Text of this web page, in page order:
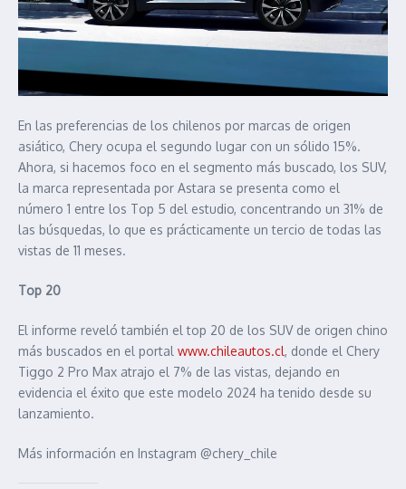
En las preferencias de los chilenos por marcas de origen
asiático, Chery ocupa el segundo lugar con un sólido 15%.
Ahora, si hacemos foco en el segmento más buscado, los SUV,
la marca representada por Astara se presenta como el
número 1 entre los Top 5 del estudio, concentrando un 31% de
las búsquedas, lo que es prácticamente un tercio de todas las
vistas de 11 meses.
Top 20
El informe reveló también el top 20 de los SUV de origen chino
más buscados en el portal www.chileautos.cl, donde el Chery
Tiggo 2 Pro Max atrajo el 7% de las vistas, dejando en
evidencia el éxito que este modelo 2024 ha tenido desde su
lanzamiento.
Más información en Instagram @chery_chile